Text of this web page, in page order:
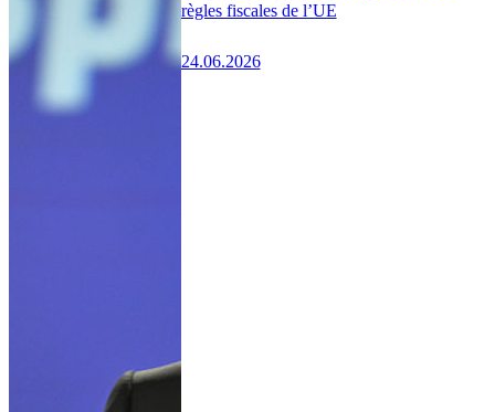
règles fiscales de l’UE
24.06.2026